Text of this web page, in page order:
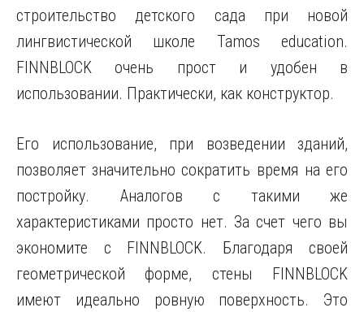
строительство детского сада при новой
лингвистической школе Tamos education.
FINNBLOCK очень прост и удобен в
использовании. Практически, как конструктор.
Его использование, при возведении зданий,
позволяет значительно сократить время на его
постройку. Аналогов с такими же
характеристиками просто нет. За счет чего вы
экономите с FINNBLOCK. Благодаря своей
геометрической форме, стены FINNBLOCK
имеют идеально ровную поверхность. Это